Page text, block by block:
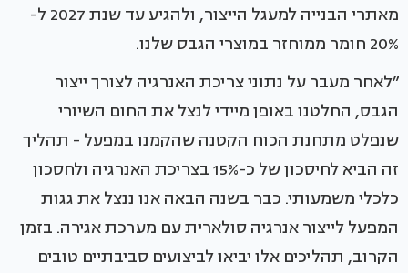
מאתרי הבנייה למעגל הייצור, ולהגיע עד שנת 2027 ל-
20% חומר ממוחזר במוצרי הגבס שלנו.
״לאחר מעבר על נתוני צריכת האנרגיה לצורך ייצור
הגבס, החלטנו באופן מיידי לנצל את החום השיורי
שנפלט מתחנת הכוח הקטנה שהקמנו במפעל - תהליך
זה הביא לחיסכון של כ-15% בצריכת האנרגיה ולחסכון
כלכלי משמעותי. כבר בשנה הבאה אנו ננצל את גגות
המפעל לייצור אנרגיה סולארית עם מערכת אגירה. בזמן
הקרוב, תהליכים אלו יביאו לביצועים סביבתיים טובים